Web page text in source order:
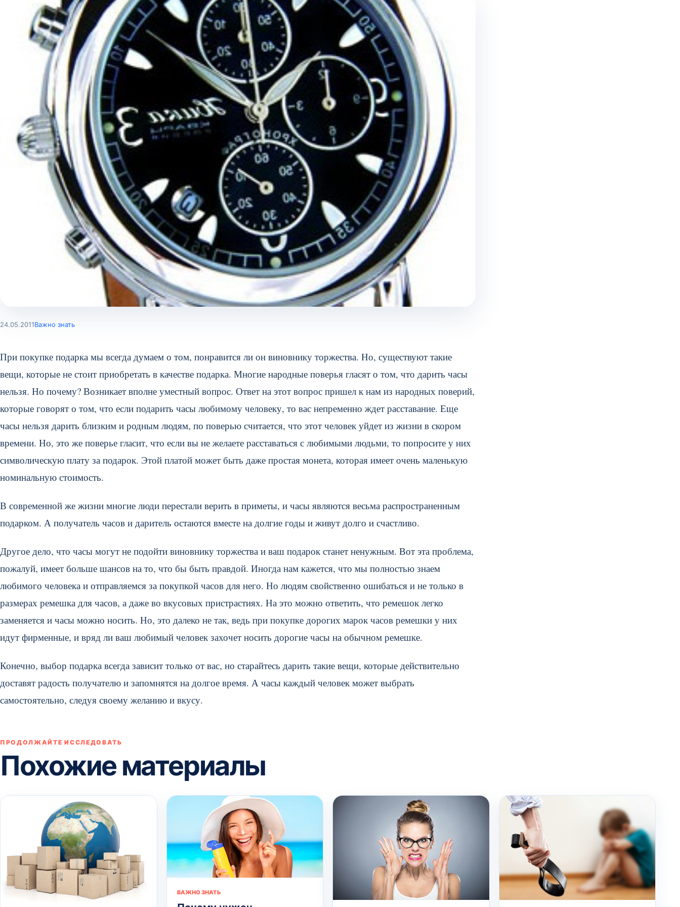
24.05.2011Важно знать
При покупке подарка мы всегда думаем о том, понравится ли он виновнику торжества. Но, существуют такие
вещи, которые не стоит приобретать в качестве подарка. Многие народные поверья гласят о том, что дарить часы
нельзя. Но почему? Возникает вполне уместный вопрос. Ответ на этот вопрос пришел к нам из народных поверий,
которые говорят о том, что если подарить часы любимому человеку, то вас непременно ждет расставание. Еще
часы нельзя дарить близким и родным людям, по поверью считается, что этот человек уйдет из жизни в скором
времени. Но, это же поверье гласит, что если вы не желаете расставаться с любимыми людьми, то попросите у них
символическую плату за подарок. Этой платой может быть даже простая монета, которая имеет очень маленькую
номинальную стоимость.
В современной же жизни многие люди перестали верить в приметы, и часы являются весьма распространенным
подарком. А получатель часов и даритель остаются вместе на долгие годы и живут долго и счастливо.
Другое дело, что часы могут не подойти виновнику торжества и ваш подарок станет ненужным. Вот эта проблема,
пожалуй, имеет больше шансов на то, что бы быть правдой. Иногда нам кажется, что мы полностью знаем
любимого человека и отправляемся за покупкой часов для него. Но людям свойственно ошибаться и не только в
размерах ремешка для часов, а даже во вкусовых пристрастиях. На это можно ответить, что ремешок легко
заменяется и часы можно носить. Но, это далеко не так, ведь при покупке дорогих марок часов ремешки у них
идут фирменные, и вряд ли ваш любимый человек захочет носить дорогие часы на обычном ремешке.
Конечно, выбор подарка всегда зависит только от вас, но старайтесь дарить такие вещи, которые действительно
доставят радость получателю и запомнятся на долгое время. А часы каждый человек может выбрать
самостоятельно, следуя своему желанию и вкусу.
ПРОДОЛЖАЙТЕ ИССЛЕДОВАТЬ
Похожие материалы
ВАЖНО ЗНАТЬ